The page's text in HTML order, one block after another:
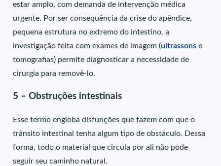
estar amplo, com demanda de intervenção médica
urgente. Por ser consequência da crise do apêndice,
pequena estrutura no extremo do intestino, a
investigação feita com exames de imagem (ultrassons e
tomografias) permite diagnosticar a necessidade de
cirurgia para removê-lo.
5 – Obstruções intestinais
Esse termo engloba disfunções que fazem com que o
trânsito intestinal tenha algum tipo de obstáculo. Dessa
forma, todo o material que circula por ali não pode
seguir seu caminho natural.